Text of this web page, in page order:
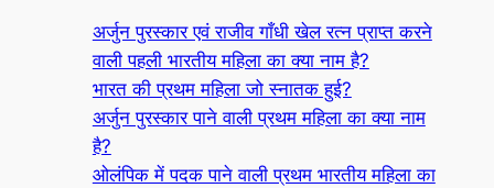
अर्जुन पुरस्कार एवं राजीव गाँधी खेल रत्न प्राप्त करने
वाली पहली भारतीय महिला का क्या नाम है?
भारत की प्रथम महिला जो स्नातक हुई?
अर्जुन पुरस्कार पाने वाली प्रथम महिला का क्या नाम
है?
ओलंपिक में पदक पाने वाली प्रथम भारतीय महिला का